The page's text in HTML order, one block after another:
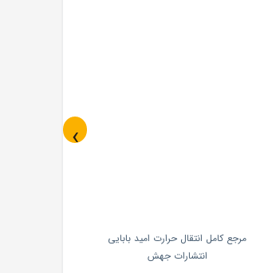
مرجع کامل انتقال حرارت امید بابایی
انتشارات جهش
‹